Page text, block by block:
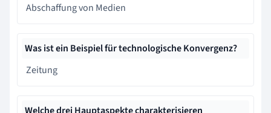
Abschaffung von Medien
Was ist ein Beispiel für technologische Konvergenz?
Zeitung
Welche drei Hauptaspekte charakterisieren